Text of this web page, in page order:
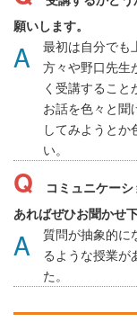
願いします。
最初は自分でも
方々や野口先生
く受講するこ
お話を色々と聞
してみようとか
い。
コミュニケー
あればぜひお聞かせ下
質問が抽象的に
るような授業が
た。